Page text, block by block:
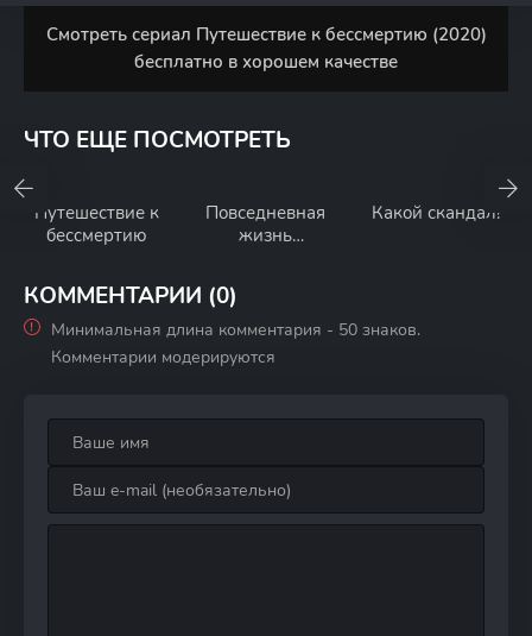
Смотреть сериал Путешествие к бессмертию (2020)
бесплатно в хорошем качестве
ЧТО ЕЩЕ ПОСМОТРЕТЬ
Путешествие к
бессмертию
Повседневная
жизнь
Какой скандал!
КОММЕНТАРИИ (0)
Минимальная длина комментария - 50 знаков.
Комментарии модерируются